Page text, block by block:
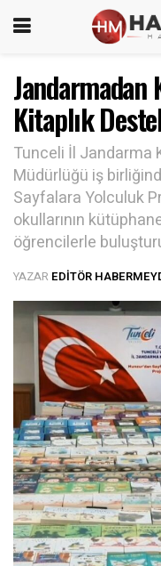
Jandarmadan
Kitaplık
Tunceli İl Jandarma
Müdürlüğü iş
Sayfalara Yolculuk
okullarının
öğrencilerle
YAZAR EDITÖR